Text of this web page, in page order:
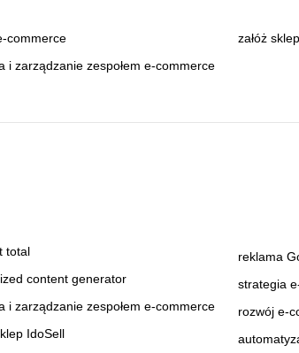
commerce
i zarządzanie zespołem e-commerce
załóż
total
content generator
i zarządzanie zespołem e-commerce
IdoSell
reklama
strategia
rozwój e-